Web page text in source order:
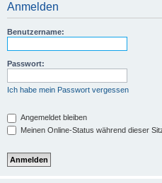
Anmelden
Benutzername:
Passwort:
Ich habe mein Passwort vergessen
Angemeldet bleiben
Meinen Online-Status während dieser